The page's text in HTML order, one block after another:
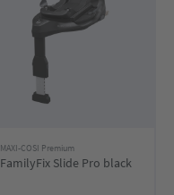
MAXI-COSI Premium
FamilyFix Slide Pro black